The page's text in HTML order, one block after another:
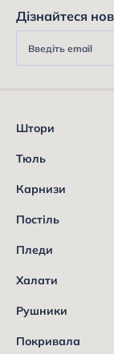
Дізнайтеся
Штори
Тюль
Карнизи
Постіль
Пледи
Халати
Рушники
Покривала